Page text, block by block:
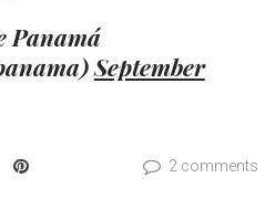
Panamá
September
Pinterest 2 comments